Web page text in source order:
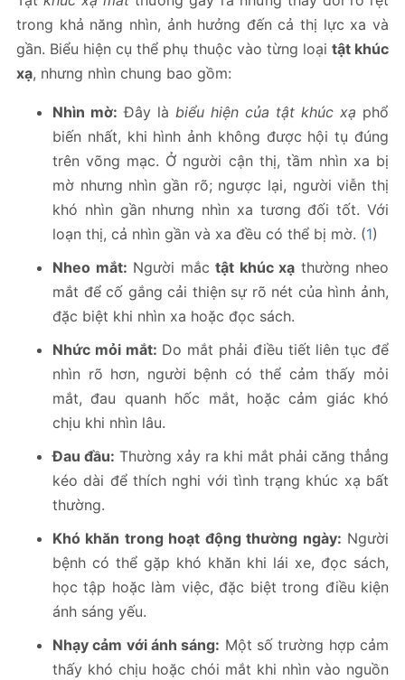
trong khả năng nhìn, ảnh hưởng đến cả thị lực xa và
gần. Biểu hiện cụ thể phụ thuộc vào từng loại tật khúc
xạ, nhưng nhìn chung bao gồm:
Nhìn mờ: Đây là biểu hiện của tật khúc xạ phổ
biến nhất, khi hình ảnh không được hội tụ đúng
trên võng mạc. Ở người cận thị, tầm nhìn xa bị
mờ nhưng nhìn gần rõ; ngược lại, người viễn thị
khó nhìn gần nhưng nhìn xa tương đối tốt. Với
loạn thị, cả nhìn gần và xa đều có thể bị mờ. (1)
Nheo mắt: Người mắc tật khúc xạ thường nheo
mắt để cố gắng cải thiện sự rõ nét của hình ảnh,
đặc biệt khi nhìn xa hoặc đọc sách.
Nhức mỏi mắt: Do mắt phải điều tiết liên tục để
nhìn rõ hơn, người bệnh có thể cảm thấy mỏi
mắt, đau quanh hốc mắt, hoặc cảm giác khó
chịu khi nhìn lâu.
Đau đầu: Thường xảy ra khi mắt phải căng thẳng
kéo dài để thích nghi với tình trạng khúc xạ bất
thường.
Khó khăn trong hoạt động thường ngày: Người
bệnh có thể gặp khó khăn khi lái xe, đọc sách,
học tập hoặc làm việc, đặc biệt trong điều kiện
ánh sáng yếu.
Nhạy cảm với ánh sáng: Một số trường hợp cảm
thấy khó chịu hoặc chói mắt khi nhìn vào nguồn